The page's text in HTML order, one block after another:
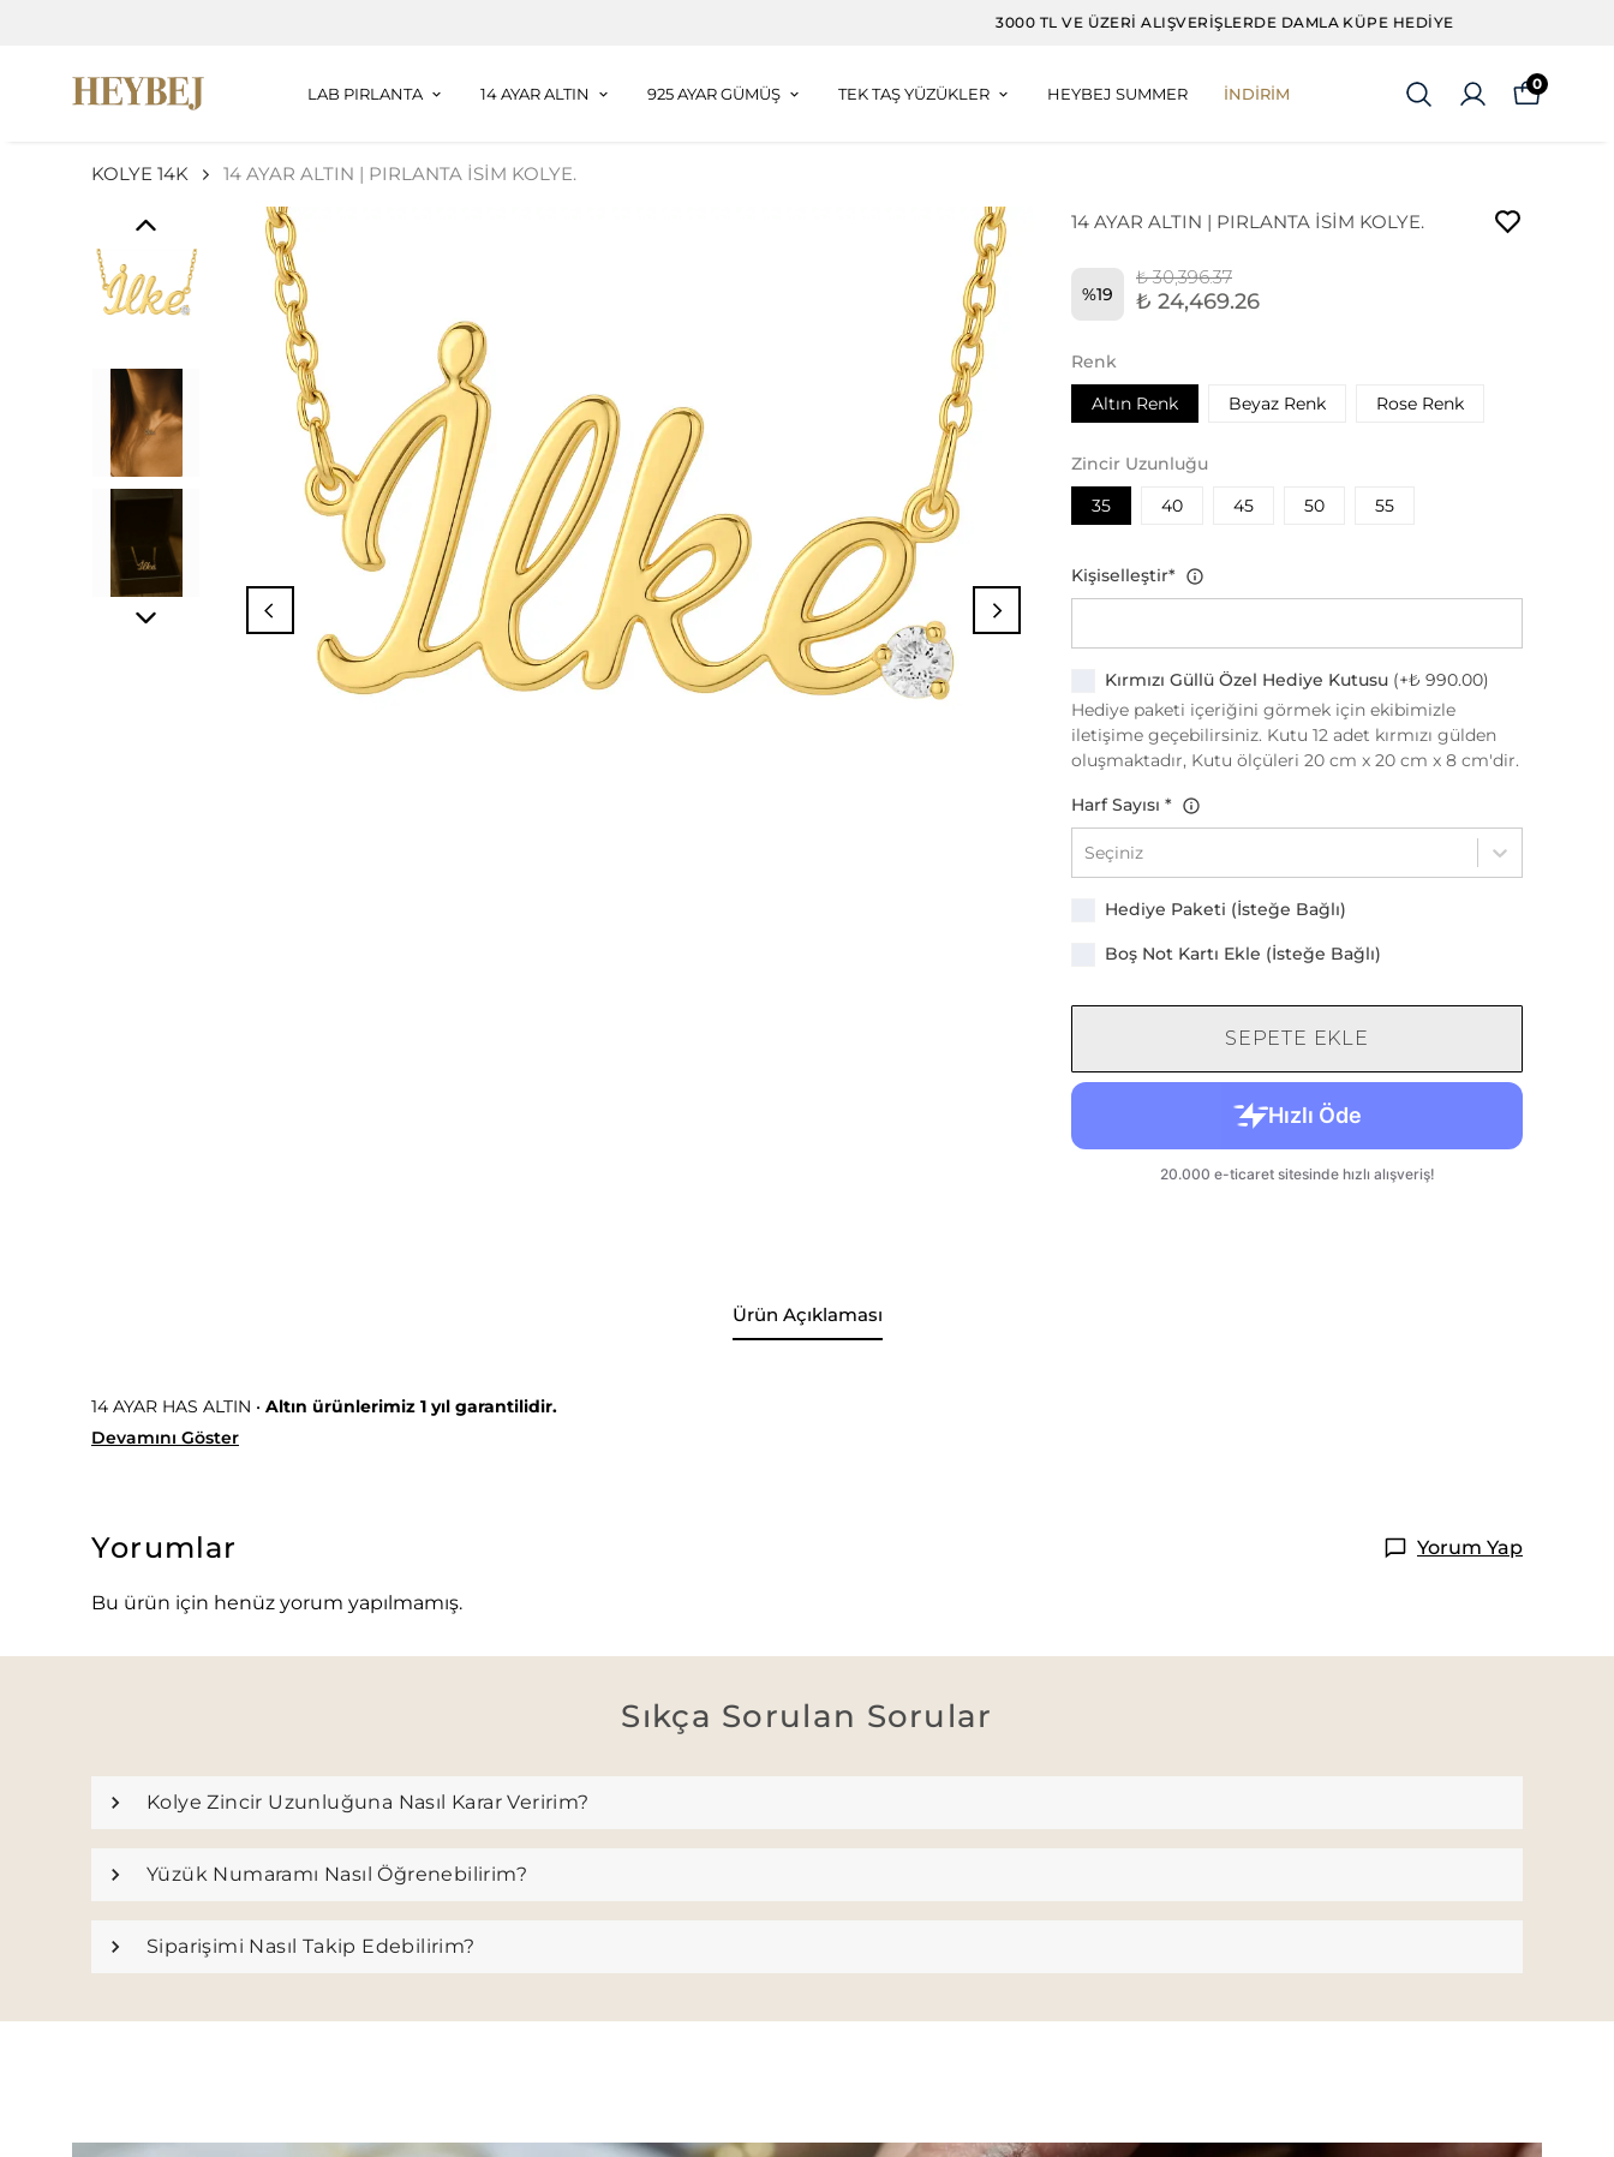
3000 TL VE ÜZERI ALIŞVERIŞLERDE DAMLA KÜPE HEDIYE
LAB PIRLANTA 14 AYAR ALTIN 925 AYAR GÜMÜŞ TEK TAŞ YÜZÜKLER HEYBEJ SUMMER İNDİRİM
0
KOLYE 14K 14 AYAR ALTIN | PIRLANTA İSİM KOLYE.
14 AYAR ALTIN | PIRLANTA İSİM KOLYE.
%19
₺ 30,396.37
₺ 24,469.26
Renk
Altın Renk
Beyaz Renk Rose Renk
Zincir Uzunluğu
35
40 45 50 55
Kişiselleştir*
Kırmızı Güllü Özel Hediye Kutusu (+₺ 990.00)
Hediye paketi içeriğini görmek için ekibimizle
iletişime geçebilirsiniz. Kutu 12 adet kırmızı gülden
oluşmaktadır, Kutu ölçüleri 20 cm x 20 cm x 8 cm'dir.
Harf Sayısı *
Seçiniz
Hediye Paketi (İsteğe Bağlı)
Boş Not Kartı Ekle (İsteğe Bağlı)
SEPETE EKLE
Ürün Açıklaması
14 AYAR HAS ALTIN • Altın ürünlerimiz 1 yıl garantilidir.
Devamını Göster
Yorumlar Yorum Yap
Bu ürün için henüz yorum yapılmamış.
Sıkça Sorulan Sorular
Kolye Zincir Uzunluğuna Nasıl Karar Veririm?
Yüzük Numaramı Nasıl Öğrenebilirim?
Siparişimi Nasıl Takip Edebilirim?